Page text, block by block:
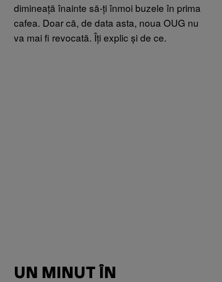
dimineață înainte să-ți înmoi buzele în prima
cafea. Doar că, de data asta, noua OUG nu
va mai fi revocată. Îți explic și de ce.
UN MINUT ÎN